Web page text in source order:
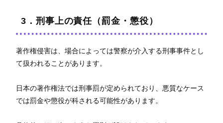
3．刑事上の責任（罰金・懲役）
著作権侵害は、場合によっては警察が介入する刑事事件とし
て扱われることがあります。
日本の著作権法では刑事罰が定められており、悪質なケース
では罰金や懲役が科される可能性があります。